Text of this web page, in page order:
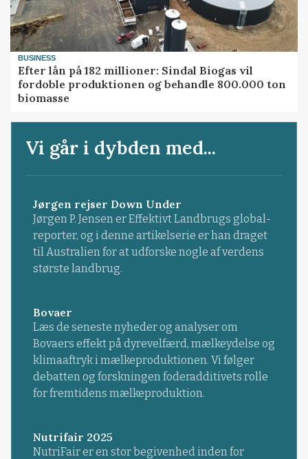
BUSINESS
Efter lån på 182 millioner: Sindal Biogas vil
fordoble produktionen og behandle 800.000 ton
biomasse
Vi går i dybden med...
Jørgen rejser Down Under
Jørgen P. Jensen er Effektivt Landbrugs global-
reporter, og i denne artikelserie er han draget
til Australien for at udforske nogle af verdens
største landbrug.
Bovaer
Læs de seneste nyheder og analyser om
Bovaers effekt på dyrevelfærd, mælkeydelse og
klimaaftryk i mælkeproduktionen. Vi følger
debatten og forskningen foderadditivets rolle
for fremtidens mælkeproduktion.
Nutrifair 2025
NutriFair er en stor begivenhed inden for